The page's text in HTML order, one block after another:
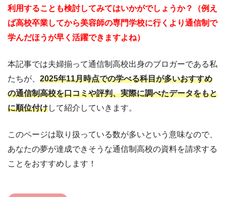
利用することも検討してみてはいかがでしょうか？（例え
ば高校卒業してから美容師の専門学校に行くより通信制で
学んだほうが早く活躍できますよね）
本記事では夫婦揃って通信制高校出身のブロガーである私
たちが、 2025年11月時点での学べる科目が多いおすすめ
の通信制高校を口コミや評判、実際に調べたデータをもと
に順位付けして紹介していきます。
このページは取り扱っている数が多いという意味なので、
あなたの夢が達成できそうな通信制高校の資料を請求する
ことをおすすめします！